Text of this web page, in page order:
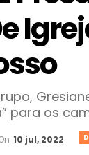
para os
10 jul, 2022